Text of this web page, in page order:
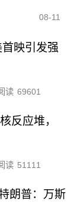
08-11
首映引发强
读 69601
反应堆，
读 51111
朗普：万斯